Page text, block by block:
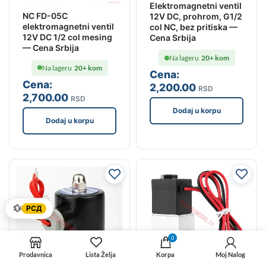
NC FD-05C
elektromagnetni ventil
12V DC 1/2 col mesing
— Cena Srbija
Cena:
2,700.00 RSD
Na lageru 20+ kom
Dodaj u korpu
Elektromagnetni ventil
12V DC, prohrom, G1/2
col NC, bez pritiska —
Cena Srbija
Cena:
2,200.00 RSD
Na lageru 20+ kom
Dodaj u korpu
Prodavnica Lista Želja
0
Korpa Moj Nalog
💱 РСД